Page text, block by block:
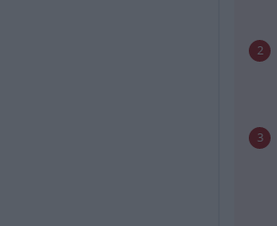
2
3